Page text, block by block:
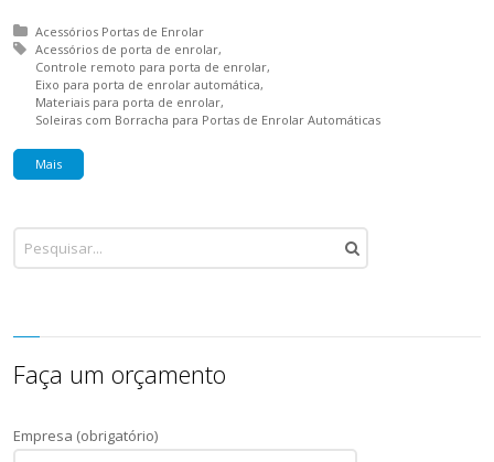
Posted in:
Acessórios Portas de Enrolar
Tagged with:
Acessórios de porta de enrolar
Controle remoto para porta de enrolar
Eixo para porta de enrolar automática
Materiais para porta de enrolar
Soleiras com Borracha para Portas de Enrolar Automáticas
Mais
Faça um orçamento
Empresa (obrigatório)